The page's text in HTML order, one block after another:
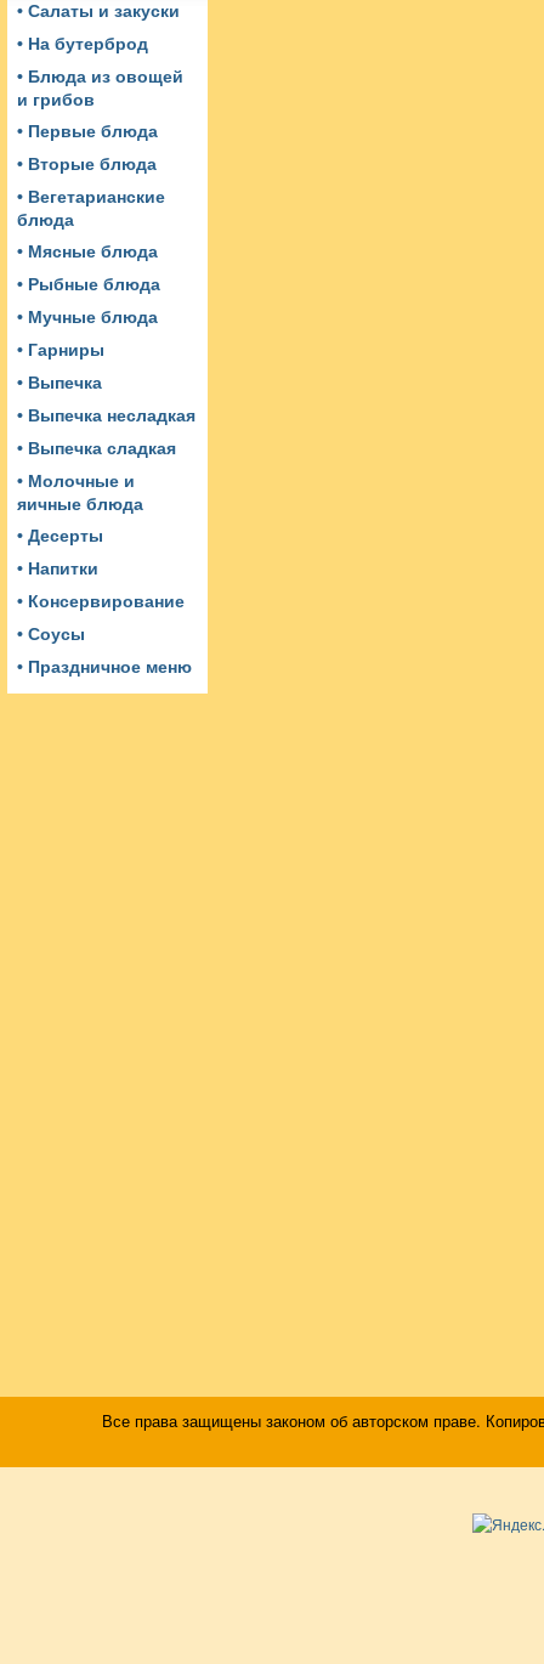
• Салаты и закуски
• На бутерброд
• Блюда из овощей
и грибов
• Первые блюда
• Вторые блюда
• Вегетарианские
блюда
• Мясные блюда
• Рыбные блюда
• Мучные блюда
• Гарниры
• Выпечка
• Выпечка несладкая
• Выпечка сладкая
• Молочные и
яичные блюда
• Десерты
• Напитки
• Консервирование
• Соусы
• Праздничное меню
Все права защищены законом об авторском праве.